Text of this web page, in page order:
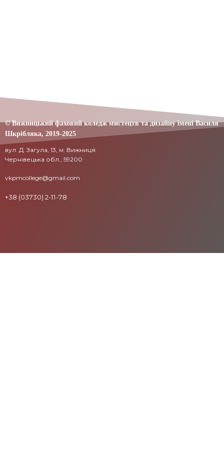
© Вижницький фаховий коледж мистецтв та дизайну імені Василя
Шкрібляка, 2019-2025
вул. Д. Загула, 13, м. Вижниця
Чернівецька обл., 59200
vkpmcollege@gmail.com
+38 (03730) 2-11-78